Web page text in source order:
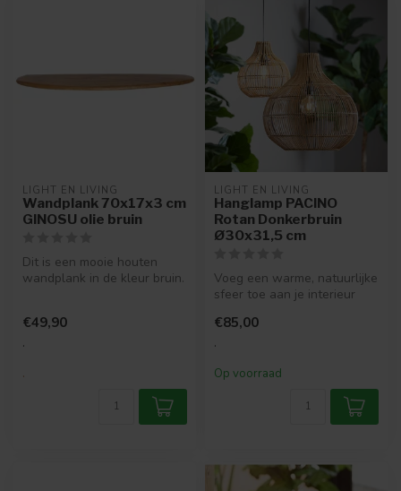
LIGHT EN LIVING
Wandplank 70x17x3 cm
GINOSU olie bruin
Dit is een mooie houten
wandplank in de kleur bruin.
€49,90
.
.
LIGHT EN LIVING
Hanglamp PACINO
Rotan Donkerbruin
Ø30x31,5 cm
Voeg een warme, natuurlijke
sfeer toe aan je interieur
PACIN...
€85,00
.
Op voorraad